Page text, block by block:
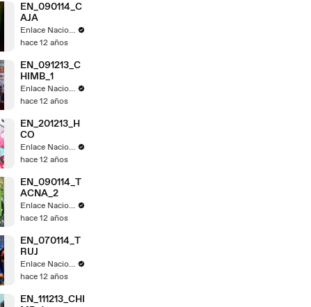
EN_090114_C
AJA
Enlace Nacional
hace 12 años
EN_091213_C
HIMB_1
Enlace Nacional
hace 12 años
EN_201213_H
CO
Enlace Nacional
hace 12 años
EN_090114_T
ACNA_2
Enlace Nacional
hace 12 años
EN_070114_T
RUJ
Enlace Nacional
hace 12 años
EN_111213_CHI